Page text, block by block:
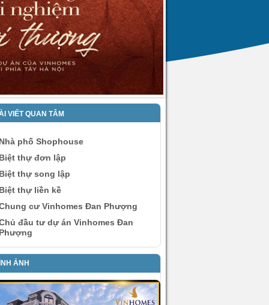
VIẾT QUAN TÂM
phố Shophouse
thự đơn lập
thự song lập
thự liền kề
cư Vinhomes Đan Phượng
đầu tư dự án Vinhomes Đan
ẢNH